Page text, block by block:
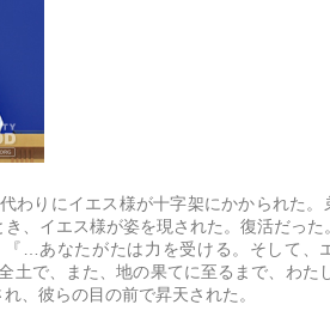
わりにイエス様が十字架にかかられた
、イエス様が姿を現された。復活だっ
『…あなたがたは力を受ける。そして、
土で、また、地の果てに至るまで、わた
、彼らの目の前で昇天された。